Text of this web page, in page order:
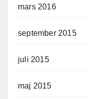
mars 2016
september 2015
juli 2015
maj 2015